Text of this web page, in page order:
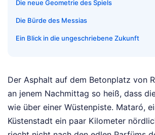
Die neue Geometrie des Spiels
Die Bürde des Messias
Ein Blick in die ungeschriebene Zukunft
Der Asphalt auf dem Betonplatz von
an jenem Nachmittag so heiß, dass
wie über einer Wüstenpiste. Mataró,
Küstenstadt ein paar Kilometer